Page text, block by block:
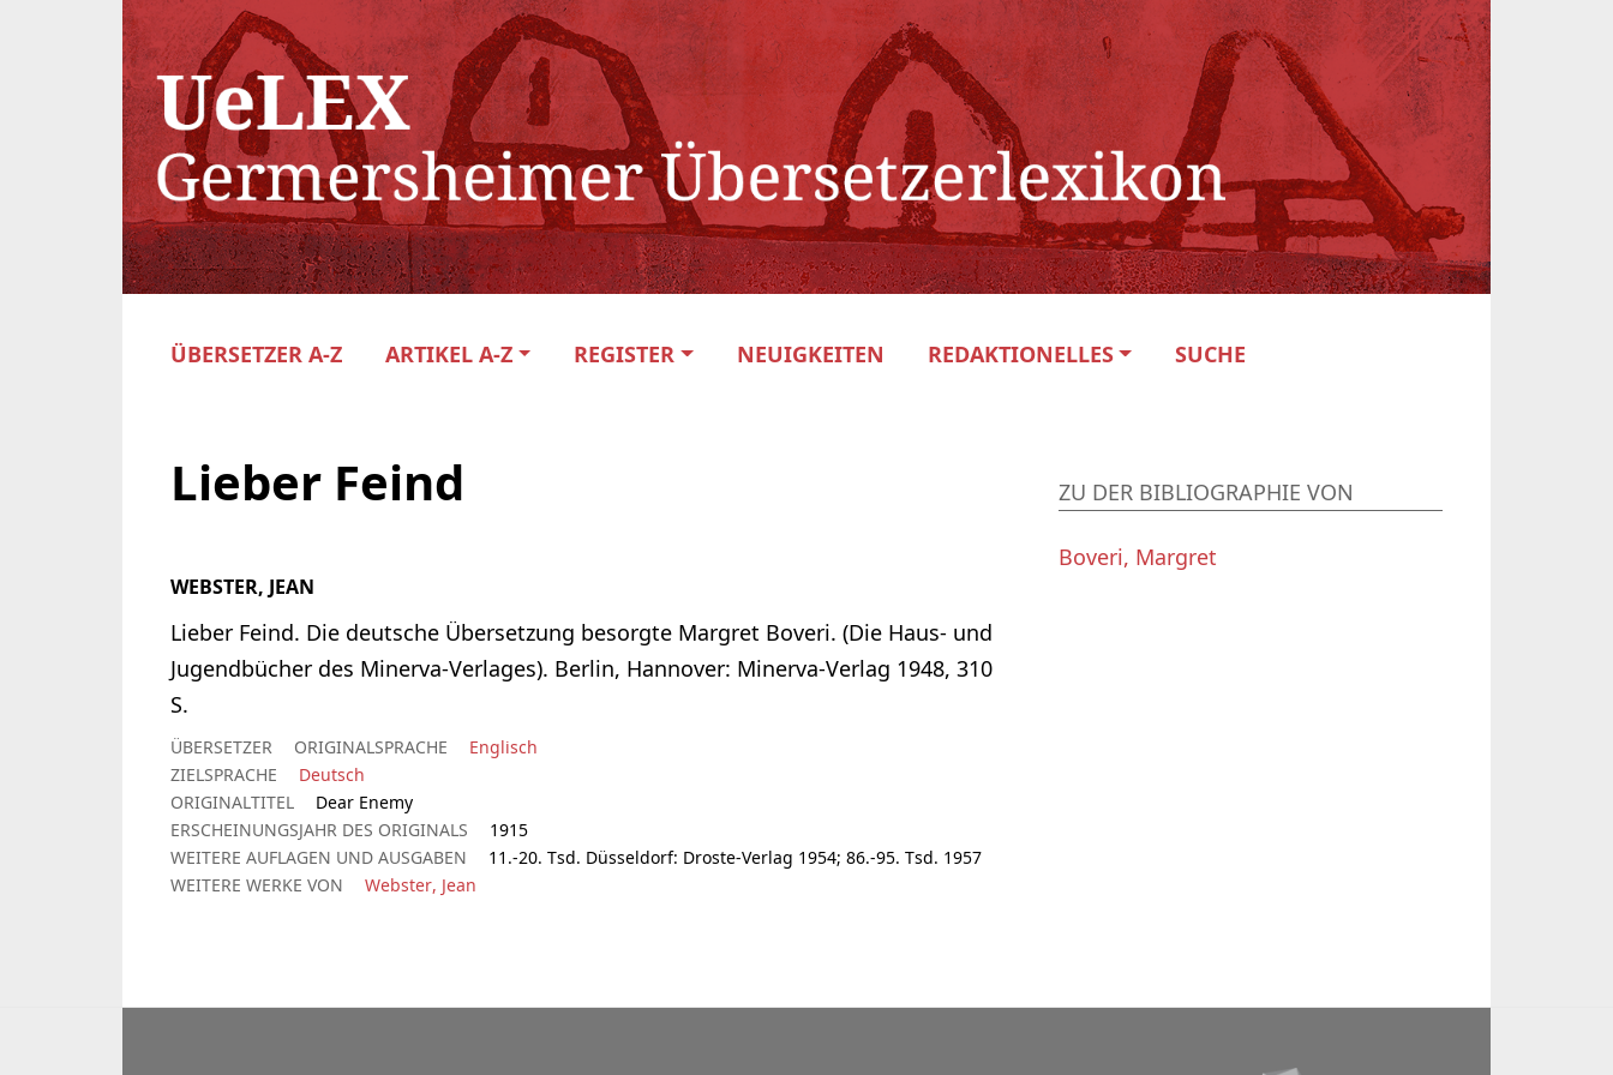
ÜBERSETZER A-Z ARTIKEL A-Z REGISTER NEUIGKEITEN REDAKTIONELLES SUCHE
Lieber Feind
WEBSTER, JEAN
Lieber Feind. Die deutsche Übersetzung besorgte Margret Boveri. (Die Haus- und
Jugendbücher des Minerva-Verlages). Berlin, Hannover: Minerva-Verlag 1948, 310
S.
ÜBERSETZER ORIGINALSPRACHE
Englisch
ZIELSPRACHE
Deutsch
ORIGINALTITEL
Dear Enemy
ERSCHEINUNGSJAHR DES ORIGINALS
1915
WEITERE AUFLAGEN UND AUSGABEN
11.-20. Tsd. Düsseldorf: Droste-Verlag 1954; 86.-95. Tsd. 1957
WEITERE WERKE VON
Webster, Jean
ZU DER BIBLIOGRAPHIE VON
Boveri, Margret